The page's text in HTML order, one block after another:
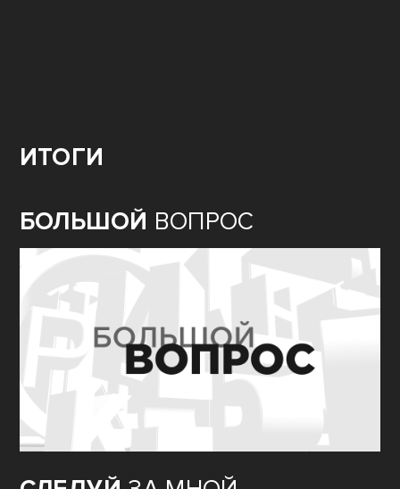
ИТОГИ
БОЛЬШОЙВОПРОС